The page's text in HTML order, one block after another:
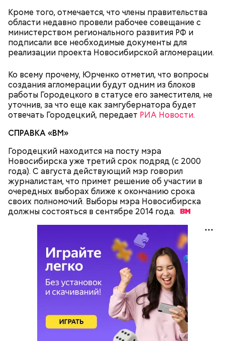
Кроме того, отмечается, что члены правительства
области недавно провели рабочее совещание с
министерством регионального развития РФ и
подписали все необходимые документы для
реализации проекта Новосибирской агломерации.
Ко всему прочему, Юрченко отметил, что вопросы
создания агломерации будут одним из блоков
работы Городецкого в статусе его заместителя, не
уточнив, за что еще как замгубернатора будет
отвечать Городецкий, передает РИА Новости.
СПРАВКА «ВМ»
Городецкий находится на посту мэра
Новосибирска уже третий срок подряд (с 2000
года). С августа действующий мэр говорил
журналистам, что примет решение об участии в
очередных выборах ближе к окончанию срока
своих полномочий. Выборы мэра Новосибирска
должны состояться в сентябре 2014 года.
Как рассказывает Житие, преподобный родился в
городке Патаре. С детства Николай проникся
христианской религией и рано принял решение
Как гласит предание, совершая паломничество в
Иерусалим, Николай Чудотворец по просьбе
отчаявшихся путников молитвой успокоил
разбушевавшееся море.
А еще, удержав меч палача, святой Николай спас от
смерти трех мужей, невинно осужденных
корыстолюбивым градоначальником.
Понадобятся:
2-3 картофелины,
1 некрупный помидор,
2 корня сельдерея,
салатная заправка.